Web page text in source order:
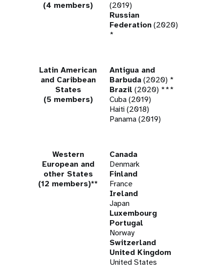
(4 members)
(2019)
Russian
Federation(2020)
*
Latin American
and Caribbean
States
(5 members)
Antigua and
Barbuda(2020) *
Brazil (2020) ***
Cuba (2019)
Haiti (2018)
Panama (2019)
Western
European and
other States
(12 members)**
Canada
Denmark
Finland
France
Ireland
Japan
Luxembourg
Portugal
Norway
Switzerland
United Kingdom
United States